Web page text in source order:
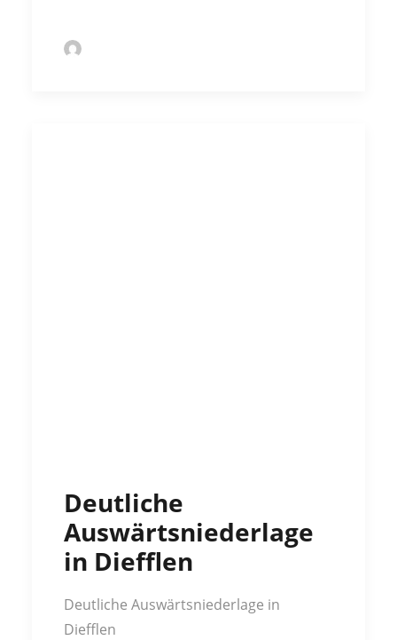
Deutliche
Auswärtsniederlage
in Diefflen
Deutliche Auswärtsniederlage in
Diefflen